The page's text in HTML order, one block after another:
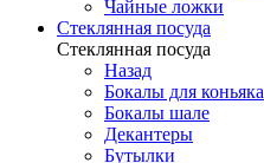
Чайные ложки
Стеклянная посуда
Стеклянная посуда
Назад
Бокалы для коньяка
Бокалы шале
Декантеры
Бутылки